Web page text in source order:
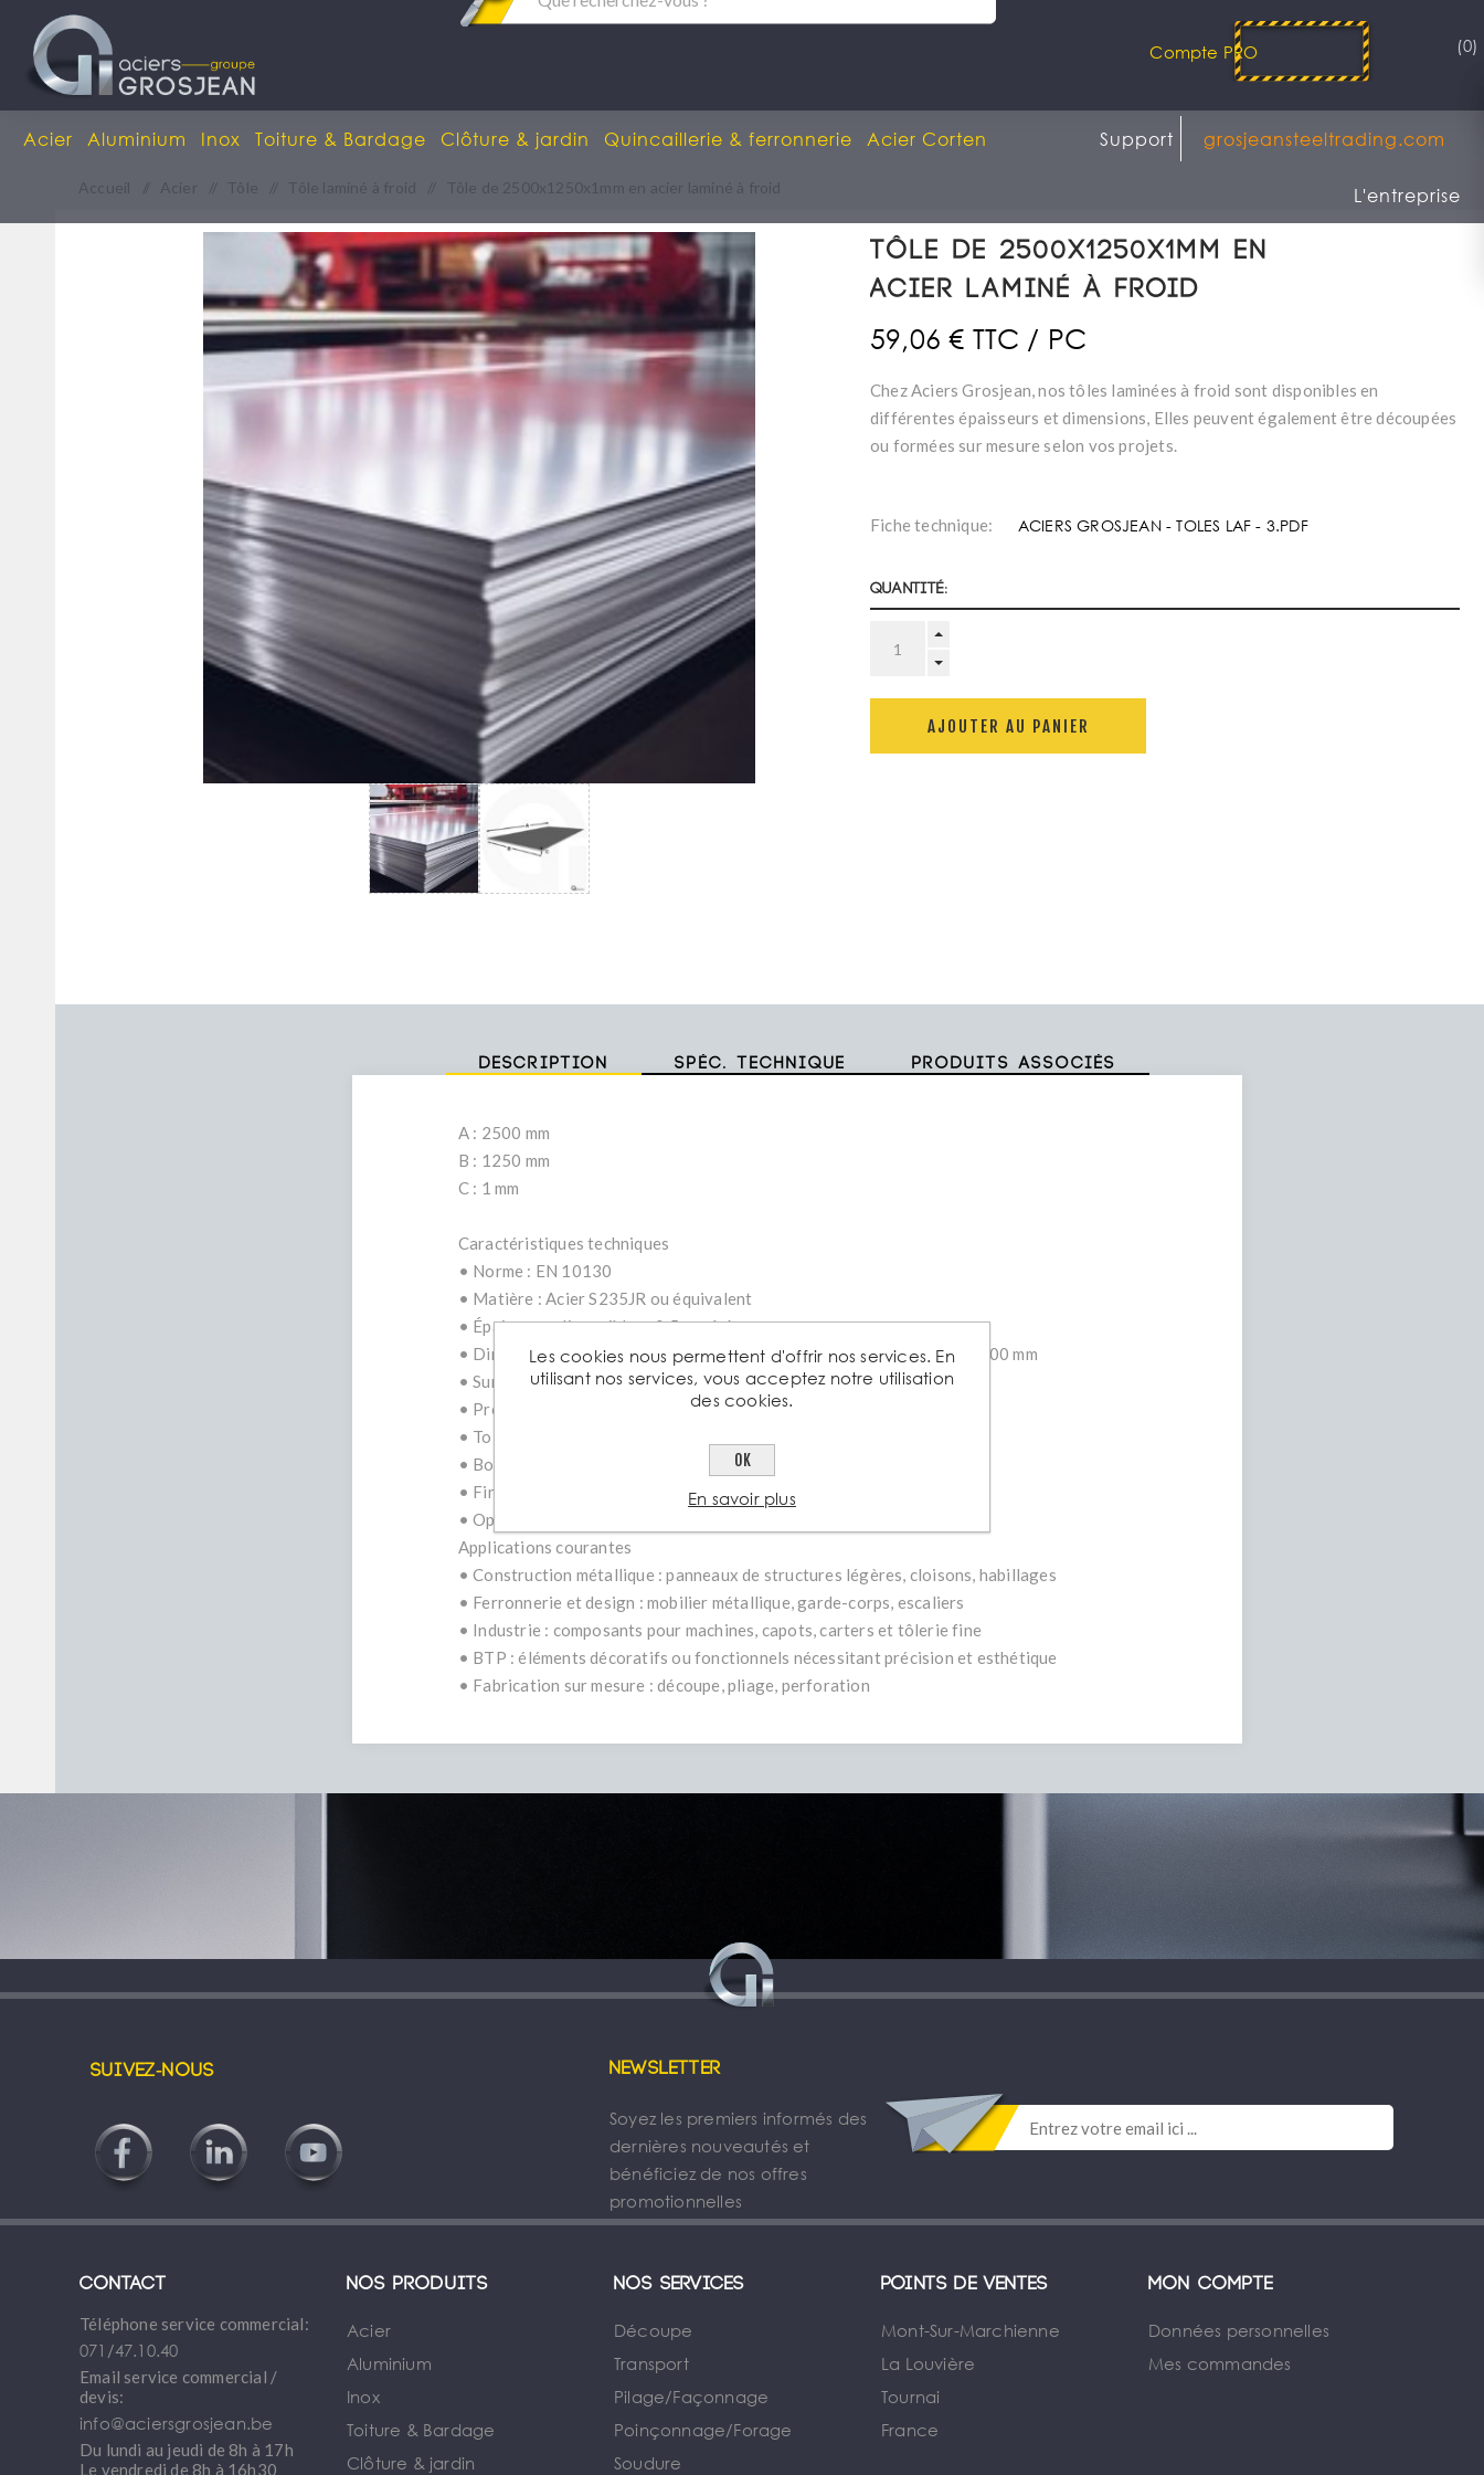
Compte PRO (0)
Acier Aluminium Inox Toiture & Bardage Clôture & jardin Quincaillerie & ferronnerie Acier Corten grosjeansteeltrading.com
Support
L'entreprise
Accueil Acier Tôle Tôle laminé à froid Tôle de 2500x1250x1mm en acier laminé à froid
Tôle de 2500x1250x1mm en
acier laminé à froid
59,06 € TTC / PC
Chez Aciers Grosjean, nos tôles laminées à froid sont disponibles en
différentes épaisseurs et dimensions, Elles peuvent également être découpées
ou formées sur mesure selon vos projets.
Fiche technique: ACIERS GROSJEAN - TOLES LAF - 3.PDF
Quantité:
AJOUTER AU PANIER
Description Spéc. technique Produits associés
A : 2500 mm
B : 1250 mm
C : 1 mm
Caractéristiques techniques
• Norme : EN 10130
• Matière : Acier S235JR ou équivalent
• Épaisseurs disponibles : 0,5 mm à 6 mm
• Dimensions standard : 1000 × 2000 mm, 1250 × 2500 mm, 1500 × 3000 mm
• Surface : lisse, sans aspérités, prête à peindre ou à revêtir
• Propriétés :
• Tolérance dimensionnelle élevée
• Bonne soudabilité et formabilité
• Finition uniforme et esthétique
• Option : galvanisation possible pour applications extérieures
Applications courantes
• Construction métallique : panneaux de structures légères, cloisons, habillages
• Ferronnerie et design : mobilier métallique, garde-corps, escaliers
• Industrie : composants pour machines, capots, carters et tôlerie fine
• BTP : éléments décoratifs ou fonctionnels nécessitant précision et esthétique
• Fabrication sur mesure : découpe, pliage, perforation
Suivez-nous Newsletter
Soyez les premiers informés des
dernières nouveautés et
bénéficiez de nos offres
promotionnelles
Contact
Téléphone service commercial:
071/47.10.40
Email service commercial /
devis:
info@aciersgrosjean.be
Du lundi au jeudi de 8h à 17h
Le vendredi de 8h à 16h30
Nos produits
Acier
Aluminium
Inox
Toiture & Bardage
Clôture & jardin
Nos services
Découpe
Transport
Pilage/Façonnage
Poinçonnage/Forage
Soudure
Points de ventes
Mont-Sur-Marchienne
La Louvière
Tournai
France
Mon compte
Données personnelles
Mes commandes
Les cookies nous permettent d'offrir nos services. En
utilisant nos services, vous acceptez notre utilisation
des cookies.
OK
En savoir plus